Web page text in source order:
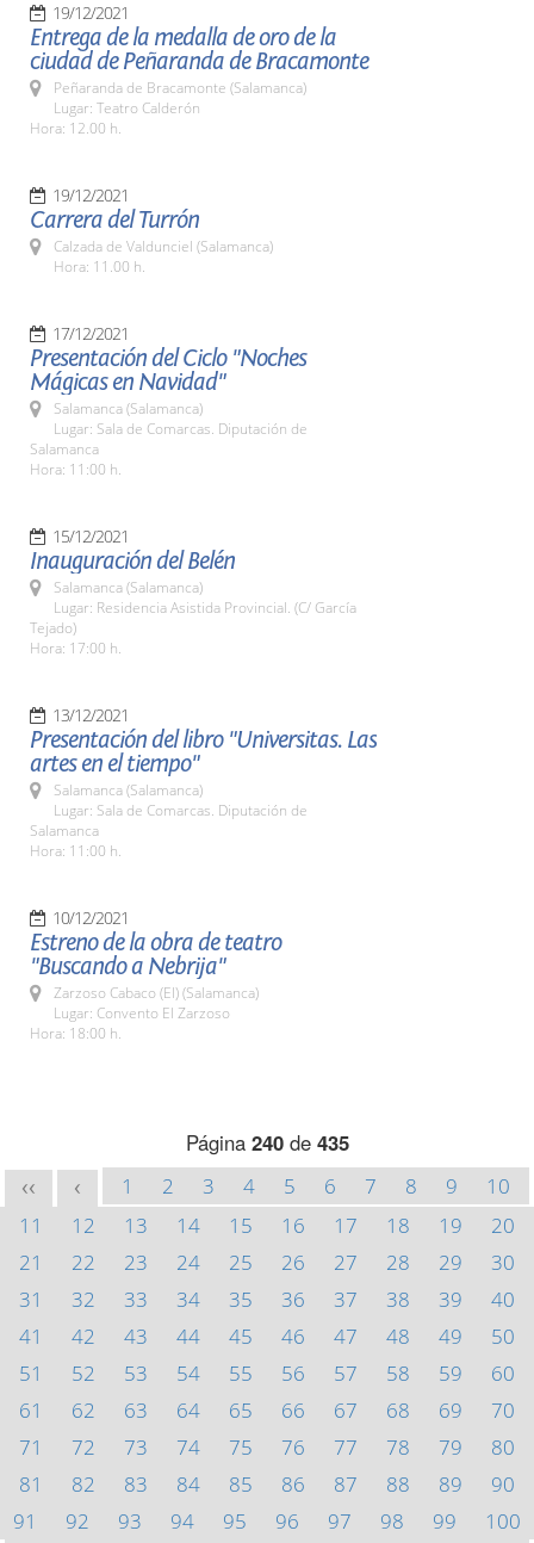
19/12/2021
Entrega de la medalla de oro de la
ciudad de Peñaranda de Bracamonte
Peñaranda de Bracamonte (Salamanca)
Lugar: Teatro Calderón
Hora: 12.00 h.
19/12/2021
Carrera del Turrón
Calzada de Valdunciel (Salamanca)
Hora: 11.00 h.
17/12/2021
Presentación del Ciclo "Noches
Mágicas en Navidad"
Salamanca (Salamanca)
Lugar: Sala de Comarcas. Diputación de
Salamanca
Hora: 11:00 h.
15/12/2021
Inauguración del Belén
Salamanca (Salamanca)
Lugar: Residencia Asistida Provincial. (C/ García
Tejado)
Hora: 17:00 h.
13/12/2021
Presentación del libro "Universitas. Las
artes en el tiempo"
Salamanca (Salamanca)
Lugar: Sala de Comarcas. Diputación de
Salamanca
Hora: 11:00 h.
10/12/2021
Estreno de la obra de teatro
"Buscando a Nebrija"
Zarzoso Cabaco (El) (Salamanca)
Lugar: Convento El Zarzoso
Hora: 18:00 h.
Página 240de 435
<< < 1 2 3 4 5 6 7 8 9
10
11
12 13 14 15 16 17 18 19
20
21
22 23 24 25 26 27 28 29
30
31
32 33 34 35 36 37 38 39
40
41
42 43 44 45 46 47 48 49
50
51
52 53 54 55 56 57 58 59
60
61
62 63 64 65 66 67 68 69
70
71
72 73 74 75 76 77 78 79
80
81
82 83 84 85 86 87 88 89
90
91
92 93 94 95 96 97 98 99
100